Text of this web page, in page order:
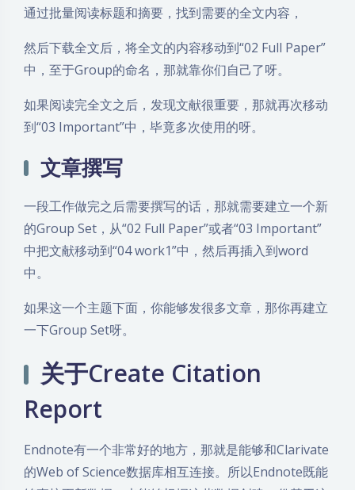
通过批量阅读标题和摘要，找到需要的全文内容，
然后下载全文后，将全文的内容移动到“02 Full Paper”
中，至于Group的命名，那就靠你们自己了呀。
如果阅读完全文之后，发现文献很重要，那就再次移动
到“03 Important”中，毕竟多次使用的呀。
文章撰写
一段工作做完之后需要撰写的话，那就需要建立一个新
的Group Set，从“02 Full Paper”或者“03 Important”
中把文献移动到“04 work1”中，然后再插入到word
中。
如果这一个主题下面，你能够发很多文章，那你再建立
一下Group Set呀。
关于Create Citation
Report
Endnote有一个非常好的地方，那就是能够和Clarivate
的Web of Science数据库相互连接。所以Endnote既能